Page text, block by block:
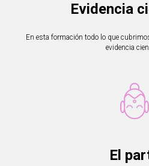
Evidencia
En esta formación todo lo que
evidencia
El